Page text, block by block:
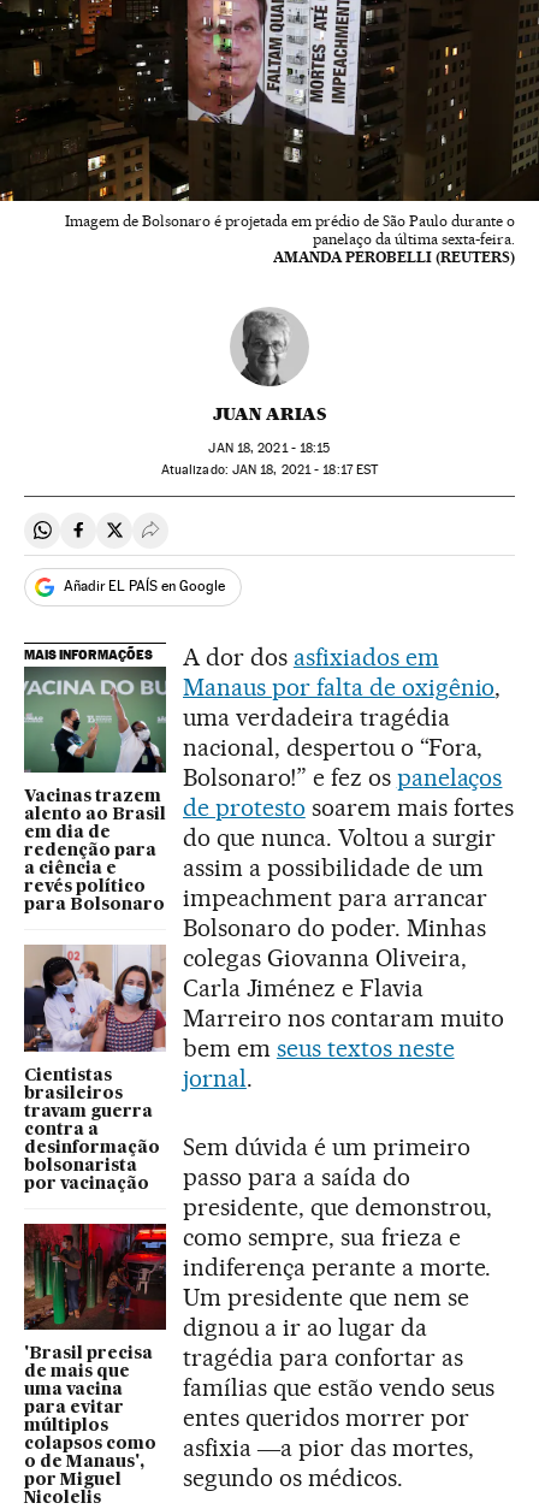
Imagem de Bolsonaro é projetada em prédio de São Paulo durante o
panelaço da última sexta-feira.
AMANDA PEROBELLI (REUTERS)
JUAN ARIAS
JAN18, 2021 - 18:15
atualizado: JAN 18, 2021 - 18:17EST
Compartir en Whatsapp
Compartir en Facebook
Compartir en Twitter
Desplegar Redes Sociales
Añadir EL PAÍS en Google
MAIS INFORMAÇÕES
Vacinas trazem
alento ao Brasil
em dia de
redenção para
a ciência e
revés político
para Bolsonaro
Cientistas
brasileiros
travam guerra
contra a
desinformação
bolsonarista
por vacinação
'Brasil precisa
de mais que
uma vacina
para evitar
múltiplos
colapsos como
o de Manaus',
por Miguel
Nicolelis
A dor dos asfixiados em
Manaus por falta de oxigênio,
uma verdadeira tragédia
nacional, despertou o “Fora,
Bolsonaro!” e fez os panelaços
de protesto soarem mais fortes
do que nunca. Voltou a surgir
assim a possibilidade de um
impeachment para arrancar
Bolsonaro do poder. Minhas
colegas Giovanna Oliveira,
Carla Jiménez e Flavia
Marreiro nos contaram muito
bem em seus textos neste
jornal.
Sem dúvida é um primeiro
passo para a saída do
presidente, que demonstrou,
como sempre, sua frieza e
indiferença perante a morte.
Um presidente que nem se
dignou a ir ao lugar da
tragédia para confortar as
famílias que estão vendo seus
entes queridos morrer por
asfixia ―a pior das mortes,
segundo os médicos.